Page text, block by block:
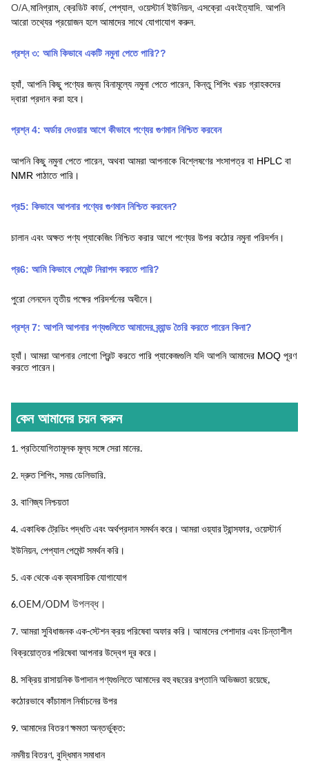
O/A, মানিগ্রাম, ক্রেডিট কার্ড, পেপ্যাল, ওয়েস্টার্ন ইউনিয়ন, এসক্রো এবংইত্যাদি. আপনি
আরো তথ্যের প্রয়োজন হলে আমাদের সাথে যোগাযোগ করুন.
প্রশ্ন ৩: আমি কিভাবে একটি নমুনা পেতে পারি??
হ্যাঁ, আপনি কিছু পণ্যের জন্য বিনামূল্যে নমুনা পেতে পারেন, কিন্তু শিপিং খরচ গ্রাহকদের
দ্বারা প্রদান করা হবে।
প্রশ্ন 4: অর্ডার দেওয়ার আগে কীভাবে পণ্যের গুণমান নিশ্চিত করবেন
আপনি কিছু নমুনা পেতে পারেন, অথবা আমরা আপনাকে বিশ্লেষণের শংসাপত্র বা HPLC বা
NMR পাঠাতে পারি।
প্র5: কিভাবে আপনার পণ্যের গুণমান নিশ্চিত করবেন?
চালান এবং অক্ষত পণ্য প্যাকেজিং নিশ্চিত করার আগে পণ্যের উপর কঠোর নমুনা পরিদর্শন।
প্র6: আমি কিভাবে পেমেন্ট নিরাপদ করতে পারি?
পুরো লেনদেন তৃতীয় পক্ষের পরিদর্শনের অধীনে।
প্রশ্ন 7: আপনি আপনার পণ্যগুলিতে আমাদের ব্র্যান্ড তৈরি করতে পারেন কিনা?
হ্যাঁ। আমরা আপনার লোগো প্রিন্ট করতে পারি প্যাকেজগুলি যদি আপনি আমাদের MOQ পূরণ
করতে পারেন।
কেন আমাদের চয়ন করুন
1. প্রতিযোগিতামূলক মূল্য সঙ্গে সেরা মানের.
2. দ্রুত শিপিং, সময় ডেলিভারি.
3. বাণিজ্য নিশ্চয়তা
4. একাধিক ট্রেডিং পদ্ধতি এবং অর্থপ্রদান সমর্থন করে। আমরা ওয়্যার ট্রান্সফার, ওয়েস্টার্ন
ইউনিয়ন, পেপ্যাল ​​পেমেন্ট সমর্থন করি।
5. এক থেকে এক ব্যবসায়িক যোগাযোগ
6.OEM/ODM উপলব্ধ।
7. আমরা সুবিধাজনক এক-স্টেশন ক্রয় পরিষেবা অফার করি। আমাদের পেশাদার এবং চিন্তাশীল
বিক্রয়োত্তর পরিষেবা আপনার উদ্বেগ দূর করে।
8. সক্রিয় রাসায়নিক উপাদান পণ্যগুলিতে আমাদের বহু বছরের রপ্তানি অভিজ্ঞতা রয়েছে,
কঠোরভাবে কাঁচামাল নির্বাচনের উপর
9. আমাদের বিতরণ ক্ষমতা অন্তর্ভুক্ত:
নমনীয় বিতরণ, বুদ্ধিমান সমাধান